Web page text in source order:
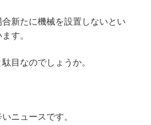
新たに機械を設置しないとい
す。
目なのでしょうか。
ニュースです。